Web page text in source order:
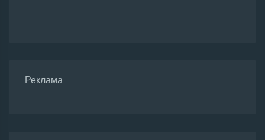
Реклама